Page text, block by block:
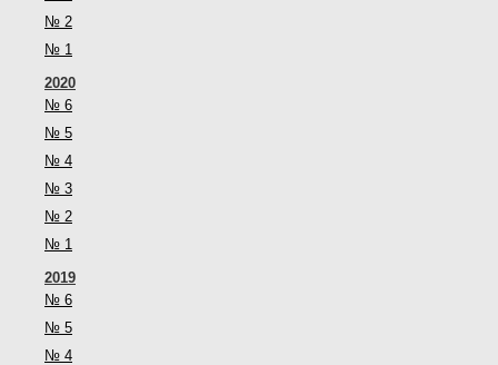
№ 2
№ 1
2020
№ 6
№ 5
№ 4
№ 3
№ 2
№ 1
2019
№ 6
№ 5
№ 4